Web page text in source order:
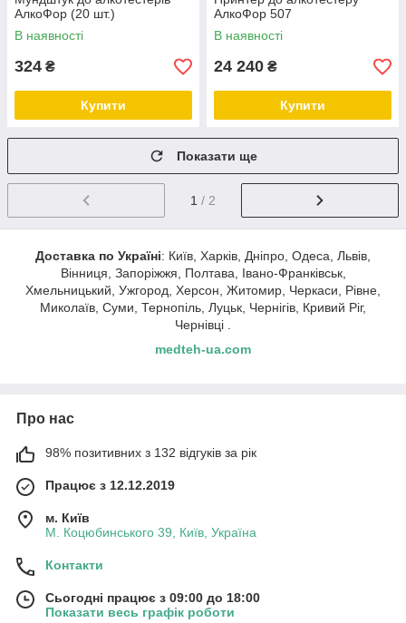
АлкоФор (20 шт.)
В наявності
324 ₴
Купити
АлкоФор 507
В наявності
24 240 ₴
Купити
Показати ще
1 / 2
Доставка по Україні: Київ, Харків, Дніпро, Одеса, Львів,
Вінниця, Запоріжжя, Полтава, Івано-Франківськ,
Хмельницький, Ужгород, Херсон, Житомир, Черкаси, Рівне,
Миколаїв, Суми, Тернопіль, Луцьк, Чернігів, Кривий Ріг,
Чернівці .
medteh-ua.com
Про нас
98% позитивних з 132 відгуків за рік
Працює з 12.12.2019
м. Київ
М. Коцюбинського 39, Київ, Україна
Контакти
Сьогодні працює з 09:00 до 18:00
Показати весь графік роботи